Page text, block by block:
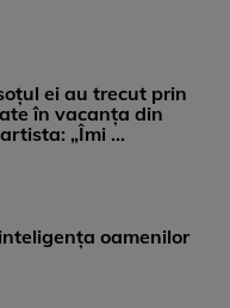
ei au trecut prin
în vacanța din
„Îmi ...
oamenilor